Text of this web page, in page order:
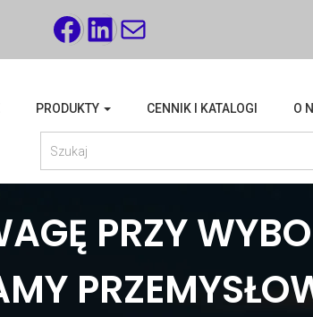
FACEBOOK
LINKEDIN
MAIL
PRODUKTY CENNIK I KATALOGI O
PRZY